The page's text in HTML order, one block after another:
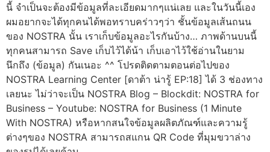
นี้ จำเป็นจะต้องมีข้อมูลที่ละเอียดมากๆแน่เลย และในวันนี้เอง
ผมอยากจะได้ทุกคนได้พอทราบคร่าวๆว่า ชั้นข้อมูลเส้นถนน
ของ NOSTRA นั้น เราเก็บข้อมูลอะไรกันบ้าง… ภาพด้านบนนี้
ทุกคนสามารถ Save เก็บไว้ได้น้า เก็บเอาไว้ใช้อ่านในยาม
นึกถึง (ข้อมูล) กันเนอะ ^^ โปรดติดตามตอนต่อไปของ
NOSTRA Learning Center [ดาต้า น่ารู้ EP:18] ได้ 3 ช่องทาง
เลยนะ ไม่ว่าจะเป็น NOSTRA Blog – Blockdit: NOSTRA for
Business – Youtube: NOSTRA for Business (1 Minute
With NOSTRA) หรือหากสนใจข้อมูลผลิตภัณฑ์และความรู้
ต่างๆของ NOSTRA สามารถสแกน QR Code ที่มุมขวาล่าง